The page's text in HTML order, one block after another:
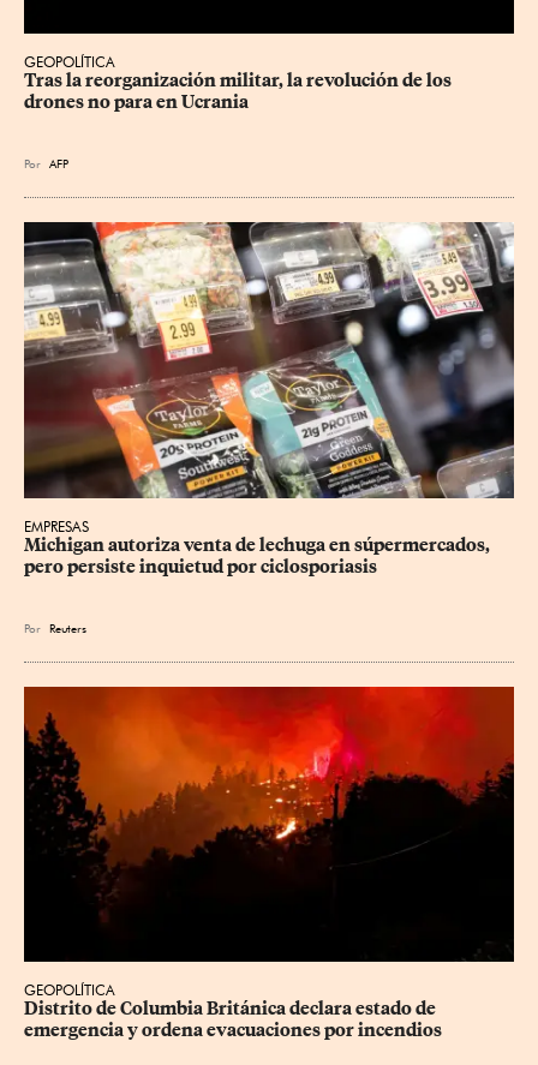
GEOPOLÍTICA
Tras la reorganización militar, la revolución de los
drones no para en Ucrania
Por AFP
EMPRESAS
Michigan autoriza venta de lechuga en súpermercados,
pero persiste inquietud por ciclosporiasis
Por Reuters
GEOPOLÍTICA
Distrito de Columbia Británica declara estado de
emergencia y ordena evacuaciones por incendios